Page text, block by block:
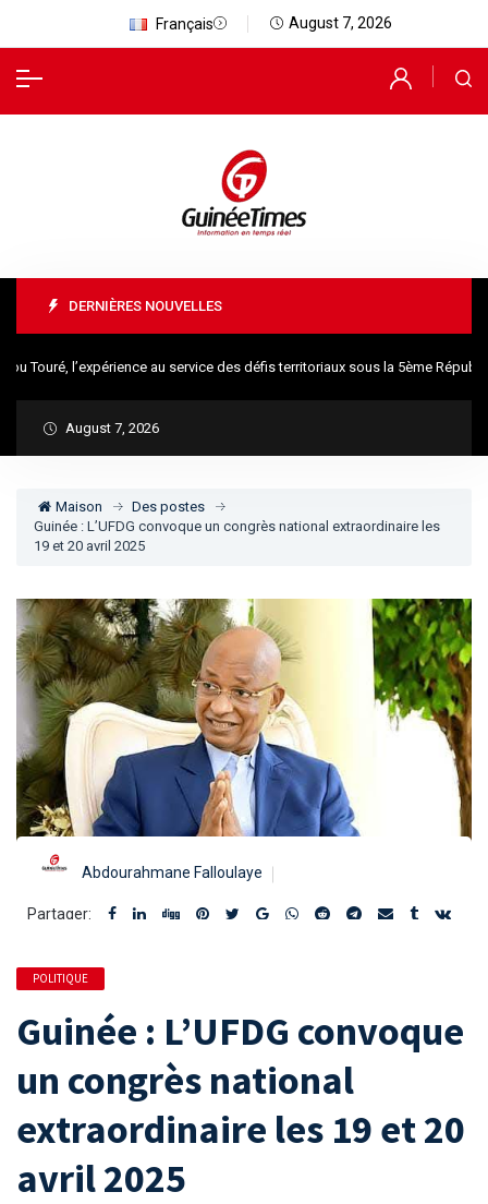
Français August 7, 2026
DERNIÈRES NOUVELLES
Touré, l’expérience au service des défis territoriaux sous la 5ème République
August 7, 2026
Maison
Des postes
Guinée : L’UFDG convoque un congrès national extraordinaire les
19 et 20 avril 2025
Abdourahmane Falloulaye
Partager:
POLITIQUE
Guinée : L’UFDG convoque
un congrès national
extraordinaire les 19 et 20
avril 2025